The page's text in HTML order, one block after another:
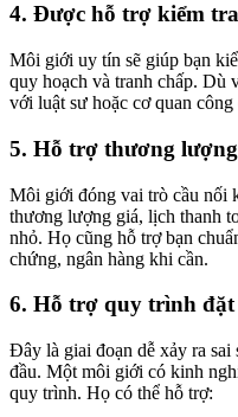
4. Được hỗ trợ kiểm
Môi giới uy tín sẽ giúp bạn
quy hoạch và tranh chấp. Dù
với luật sư hoặc cơ quan công
5. Hỗ trợ thương
Môi giới đóng vai trò cầu nối
thương lượng giá, lịch thanh
nhỏ. Họ cũng hỗ trợ bạn
chứng, ngân hàng khi cần.
6. Hỗ trợ quy trình đặt
Đây là giai đoạn dễ xảy ra sai
đầu. Một môi giới có kinh
quy trình. Họ có thể hỗ trợ: